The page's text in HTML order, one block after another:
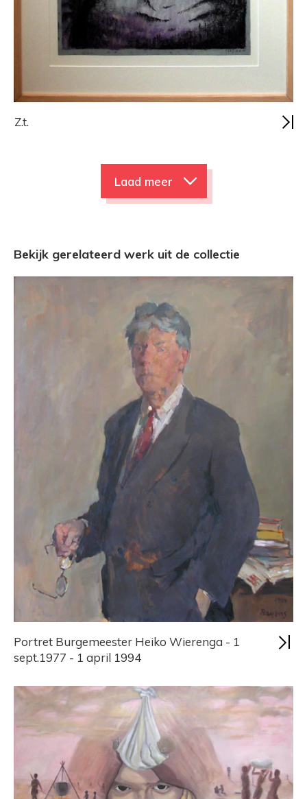
Z.t.
Laad meer
Bekijk gerelateerd werk uit de collectie
Portret Burgemeester Heiko Wierenga - 1
sept.1977 - 1 april 1994